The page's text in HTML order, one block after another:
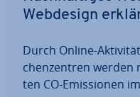
Webdesign
Durch Online-
chen­zen­tren werden
ten CO-Emis­sio­nen